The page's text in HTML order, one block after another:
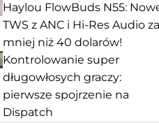
Haylou FlowBuds N55:
TWS z ANC i Hi-Res Audio za
mniej niż 40 dolarów!
Kontrolowanie super
długowłosych graczy:
pierwsze spojrzenie na
Dispatch